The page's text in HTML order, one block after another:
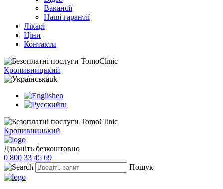
Вакансії
Наші гарантії
Лікарі
Ціни
Контакти
Кропивницький
uk
en
ru
Кропивницький
Дзвоніть безкоштовно
0 800 33 45 69
Пошук